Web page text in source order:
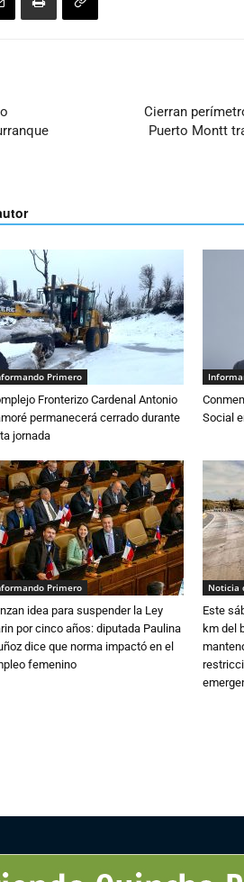
Cierran
Puerto Montt
Primero
Fronterizo Cardenal Antonio
permanecerá cerrado durante
jornada
Social
Primero
idea para suspender la Ley
por cinco años: diputada Paulina
dice que norma impactó en el
femenino
Noticia
Este
km del